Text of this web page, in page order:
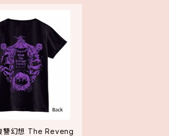
讐幻想 The Reveng